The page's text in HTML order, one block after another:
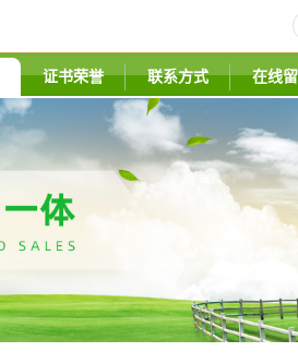
证书荣誉 联系方式 在线